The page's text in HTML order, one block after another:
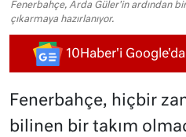
Fenerbahçe, Arda Güler'in ardından
çıkarmaya hazırlanıyor.
10Haber'i
Fenerbahçe, hiçbir
bilinen bir takım